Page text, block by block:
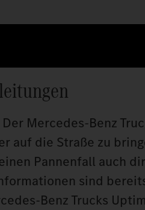
Mercedes-Benz
auf die Straße zu
Pannenfall auch
sind
Benz Trucks